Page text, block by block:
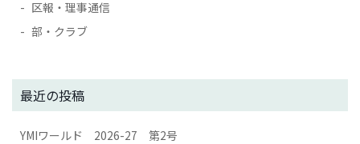
区報・理事通信
部・クラブ
最近の投稿
YMIワールド 2026-27 第2号